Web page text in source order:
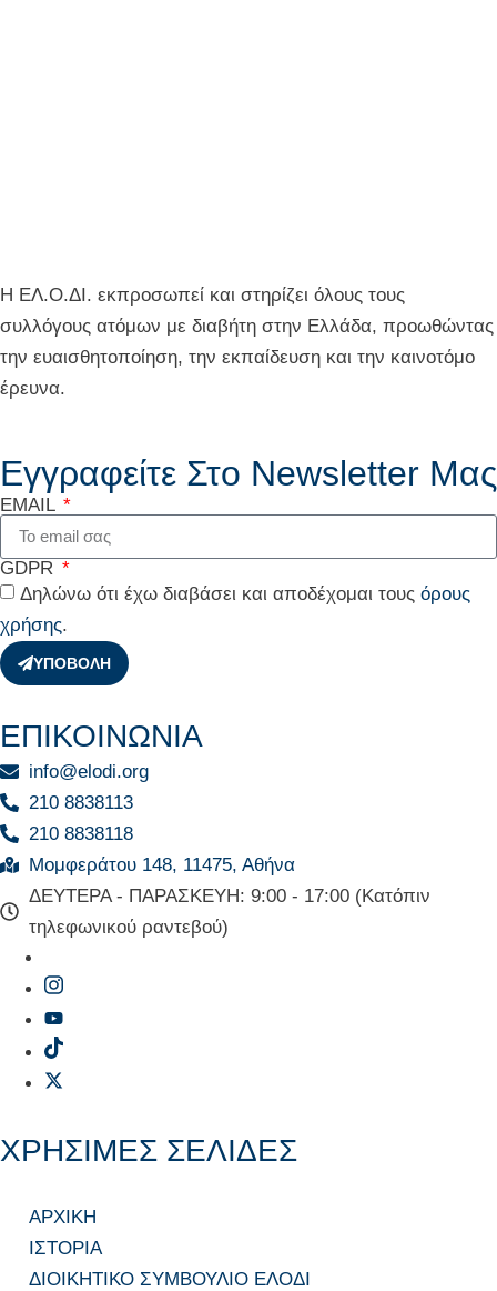
Η ΕΛ.Ο.ΔΙ. εκπροσωπεί και στηρίζει όλους τους
συλλόγους ατόμων με διαβήτη στην Ελλάδα, προωθώντας
την ευαισθητοποίηση, την εκπαίδευση και την καινοτόμο
έρευνα.
Εγγραφείτε Στο Newsletter Μας
EMAIL
GDPR
Δηλώνω ότι έχω διαβάσει και αποδέχομαι τους όρους
χρήσης.
ΥΠΟΒΟΛΗ
ΕΠΙΚΟΙΝΩΝΙΑ
info@elodi.org
210 8838113
210 8838118
Μομφεράτου 148, 11475, Αθήνα
ΔΕΥΤΕΡΑ - ΠΑΡΑΣΚΕΥΗ: 9:00 - 17:00 (Κατόπιν
τηλεφωνικού ραντεβού)
ΧΡΗΣΙΜΕΣ ΣΕΛΙΔΕΣ
ΑΡΧΙΚΗ
ΙΣΤΟΡΙΑ
ΔΙΟΙΚΗΤΙΚΟ ΣΥΜΒΟΥΛΙΟ ΕΛΟΔΙ